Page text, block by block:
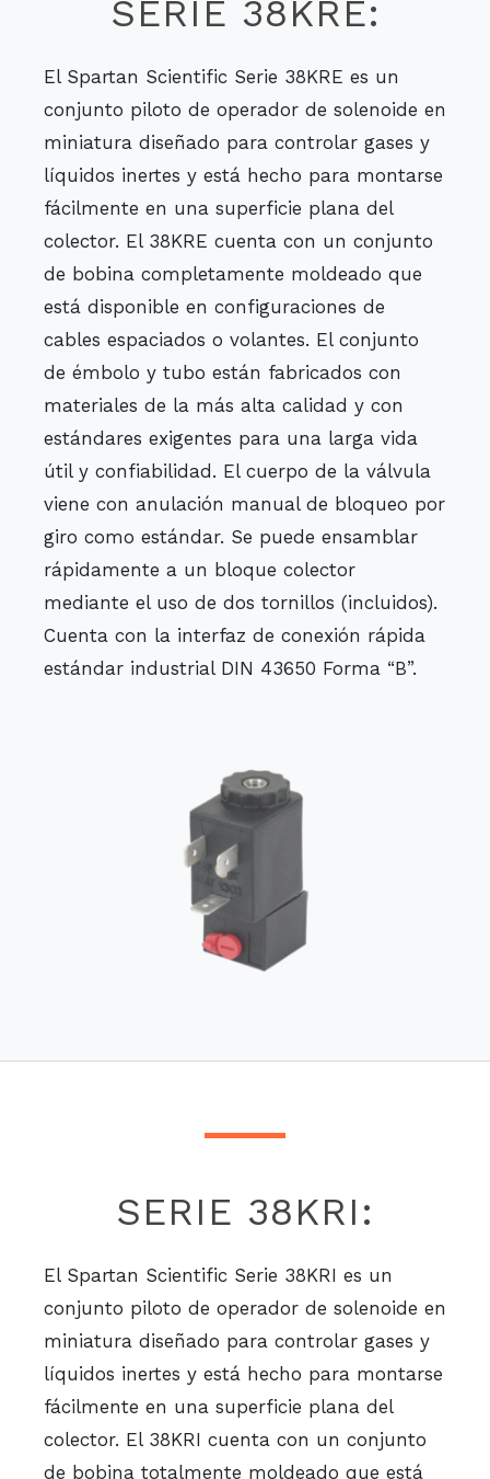
SERIE 38KRE:
El Spartan Scientific Serie 38KRE es un
conjunto piloto de operador de solenoide en
miniatura diseñado para controlar gases y
líquidos inertes y está hecho para montarse
fácilmente en una superficie plana del
colector. El 38KRE cuenta con un conjunto
de bobina completamente moldeado que
está disponible en configuraciones de
cables espaciados o volantes. El conjunto
de émbolo y tubo están fabricados con
materiales de la más alta calidad y con
estándares exigentes para una larga vida
útil y confiabilidad. El cuerpo de la válvula
viene con anulación manual de bloqueo por
giro como estándar. Se puede ensamblar
rápidamente a un bloque colector
mediante el uso de dos tornillos (incluidos).
Cuenta con la interfaz de conexión rápida
estándar industrial DIN 43650 Forma “B”.
SERIE 38KRI:
El Spartan Scientific Serie 38KRI es un
conjunto piloto de operador de solenoide en
miniatura diseñado para controlar gases y
líquidos inertes y está hecho para montarse
fácilmente en una superficie plana del
colector. El 38KRI cuenta con un conjunto
de bobina totalmente moldeado que está